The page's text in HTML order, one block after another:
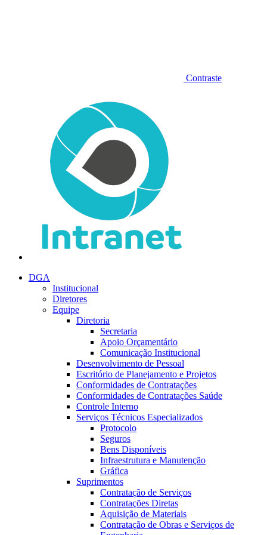
Contraste
DGA
Institucional
Diretores
Equipe
Diretoria
Secretaria
Apoio Orçamentário
Comunicação Institucional
Desenvolvimento de Pessoal
Escritório de Planejamento e Projetos
Conformidades de Contratações
Conformidades de Contratações Saúde
Controle Interno
Serviços Técnicos Especializados
Protocolo
Seguros
Bens Disponíveis
Infraestrutura e Manutenção
Gráfica
Suprimentos
Contratação de Serviços
Contratações Diretas
Aquisição de Materiais
Contratação de Obras e Serviços de